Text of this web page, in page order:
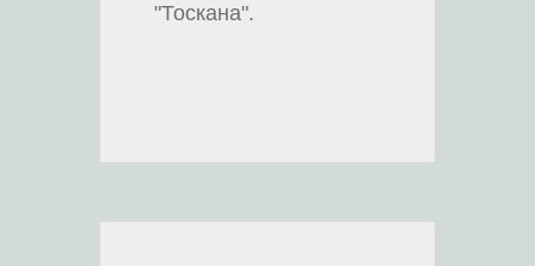
"Тоскана".